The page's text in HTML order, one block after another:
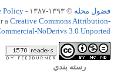
فضول محله © ۱۳۹۳-۱۳۸۷ -
Policy
a Creative Commons Attribution-
NoDerivs 3.0 Unported
رسته بندي